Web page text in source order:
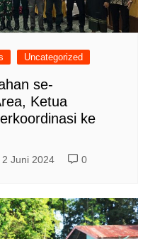
Uncategorized
se-
Ketua
ke
2 Juni 2024 0